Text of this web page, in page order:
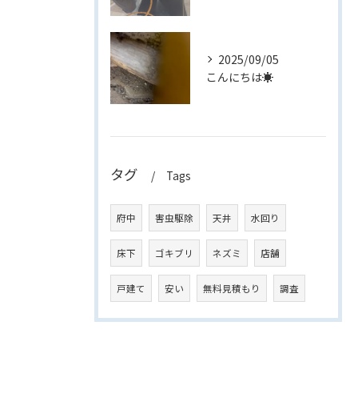
2025/09/05
こんにちは☀
タグ Tags
府中 害虫駆除 天井 水回り
床下 ゴキブリ ネズミ 店舗
戸建て 安い 無料見積もり 調査